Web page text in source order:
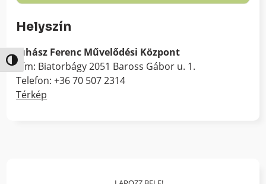
Nagy kontraszt váltása
Helyszín
Juhász Ferenc Művelődési Központ
Cím: Biatorbágy 2051 Baross Gábor u. 1.
Telefon: +36 70 507 2314
Térkép